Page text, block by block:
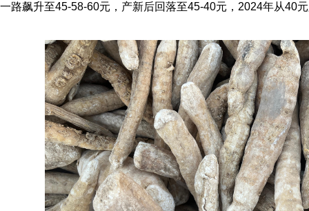
一路飙升至45-58-60元，产新后回落至45-40元，2024年从40